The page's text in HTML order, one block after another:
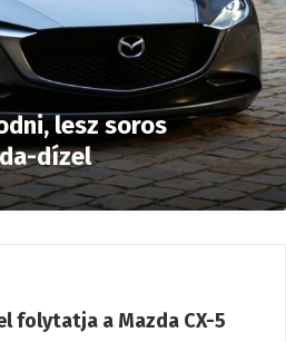
lesz soros
dízel
folytatja a Mazda CX-5